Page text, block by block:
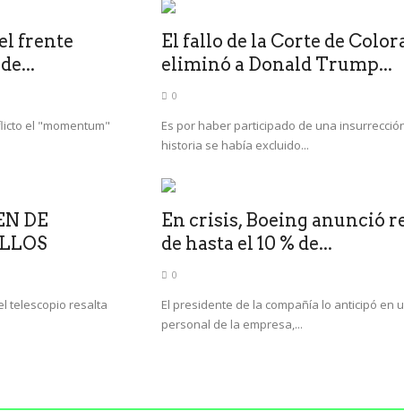
frente
el "momentum"
El fallo de la Corte de
eliminó a Donald Trump...
0
Es por haber participado de una
historia se había excluido...
DE
telescopio resalta
En crisis, Boeing anunció
de hasta el 10 % de...
0
El presidente de la compañía lo anticipó en
personal de la empresa,...